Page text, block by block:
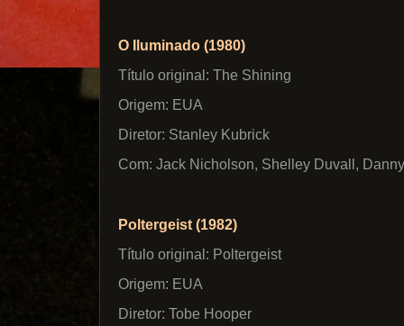
O Iluminado (1980)
Título original: The Shining
Origem: EUA
Diretor: Stanley Kubrick
Com: Jack Nicholson, Shelley Duvall,
Poltergeist (1982)
Título original: Poltergeist
Origem: EUA
Diretor: Tobe Hooper